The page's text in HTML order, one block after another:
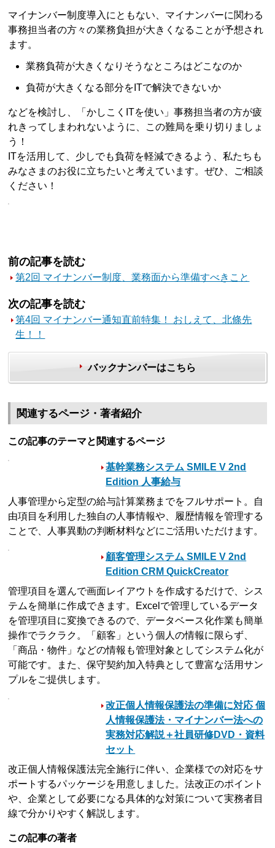
マイナンバー制度導入にともない、マイナンバーに関わる
事務担当者の方々の業務負担が大きくなることが予想され
ます。
業務負荷が大きくなりそうなところはどこなのか
負荷が大きくなる部分をITで解決できないか
などを検討し、「かしこくITを使い」事務担当者の方が疲
れきってしまわれないように、この難局を乗り切りましょ
う！
ITを活用して、少しでも負荷を軽減できるよう、私たちも
みなさまのお役に立ちたいと考えています。ぜひ、ご相談
ください！
前の記事を読む
第2回 マイナンバー制度、業務面から準備すべきこと
次の記事を読む
第4回 マイナンバー通知直前特集！ おしえて、北條先
生！！
バックナンバーはこちら
関連するページ・著者紹介
この記事のテーマと関連するページ
基幹業務システム SMILE V 2nd
Edition 人事給与
人事管理から定型の給与計算業務までをフルサポート。自
由項目を利用した独自の人事情報や、履歴情報を管理する
ことで、人事異動の判断材料などにご活用いただけます。
顧客管理システム SMILE V 2nd
Edition CRM QuickCreator
管理項目を選んで画面レイアウトを作成するだけで、シス
テムを簡単に作成できます。Excelで管理しているデータ
を管理項目に変換できるので、データベース化作業も簡単
操作でラクラク。「顧客」という個人の情報に限らず、
「商品・物件」などの情報も管理対象としてシステム化が
可能です。また、保守契約加入特典として豊富な活用サン
プルをご提供します。
改正個人情報保護法の準備に対応 個
人情報保護法・マイナンバー法への
実務対応解説＋社員研修DVD・資料
セット
改正個人情報保護法完全施行に伴い、企業様での対応をサ
ポートするパッケージを用意しました。法改正のポイント
や、企業として必要になる具体的な対策について実務者目
線で分かりやすく解説します。
この記事の著者